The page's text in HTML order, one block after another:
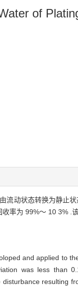
of
流动状态转换为静止
率为 99%～ 10 3%
and applied to
was less
resulting